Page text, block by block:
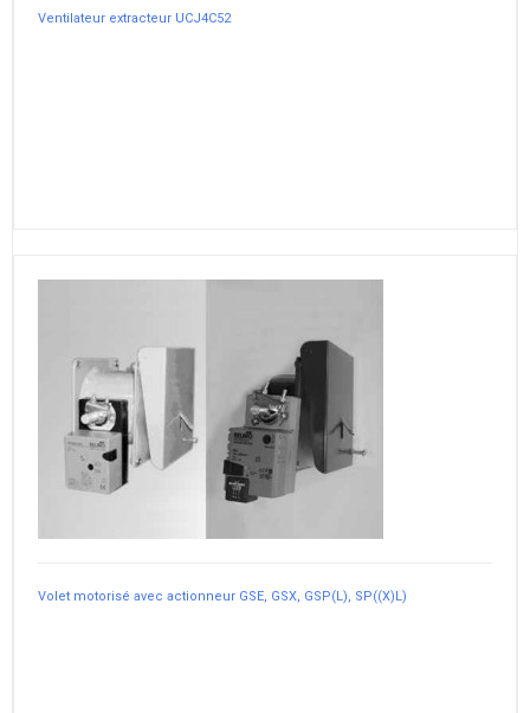
Ventilateur extracteur UCJ4C52
Volet motorisé avec actionneur GSE, GSX, GSP(L), SP((X)L)